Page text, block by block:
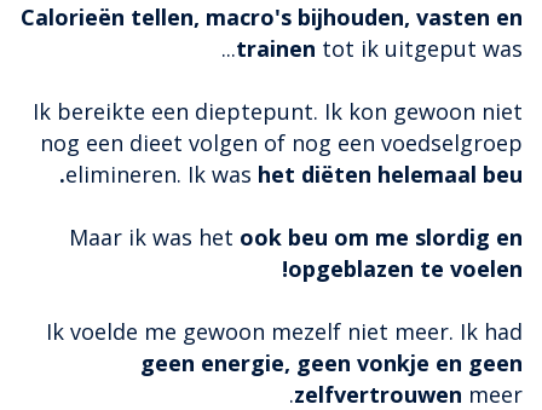
Calorieën tellen, macro's bijhouden, vasten en
trainen tot ik uitgeput was...
Ik bereikte een dieptepunt. Ik kon gewoon niet
nog een dieet volgen of nog een voedselgroep
elimineren. Ik was het diëten helemaal beu.
Maar ik was het ook beu om me slordig en
opgeblazen te voelen!
Ik voelde me gewoon mezelf niet meer. Ik had
geen energie, geen vonkje en geen
zelfvertrouwen meer.